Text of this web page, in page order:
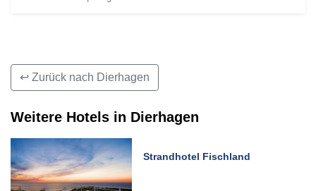
↩ Zurück nach Dierhagen
Weitere Hotels in Dierhagen
Strandhotel Fischland